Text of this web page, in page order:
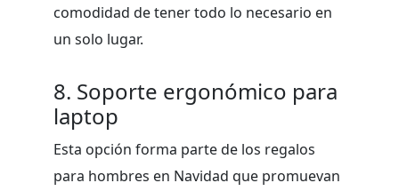
comodidad de tener todo lo necesario en
un solo lugar.
8. Soporte ergonómico para
laptop
Esta opción forma parte de los regalos
para hombres en Navidad que promuevan